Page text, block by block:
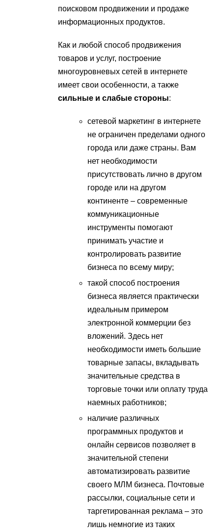
поисковом продвижении и продаже
информационных продуктов.
Как и любой способ продвижения
товаров и услуг, построение
многоуровневых сетей в интернете
имеет свои особенности, а также
сильные и слабые стороны:
сетевой маркетинг в интернете
не ограничен пределами одного
города или даже страны. Вам
нет необходимости
присутствовать лично в другом
городе или на другом
континенте – современные
коммуникационные
инструменты помогают
принимать участие и
контролировать развитие
бизнеса по всему миру;
такой способ построения
бизнеса является практически
идеальным примером
электронной коммерции без
вложений. Здесь нет
необходимости иметь большие
товарные запасы, вкладывать
значительные средства в
торговые точки или оплату труда
наемных работников;
наличие различных
программных продуктов и
онлайн сервисов позволяет в
значительной степени
автоматизировать развитие
своего МЛМ бизнеса. Почтовые
рассылки, социальные сети и
таргетированная реклама – это
лишь немногие из таких